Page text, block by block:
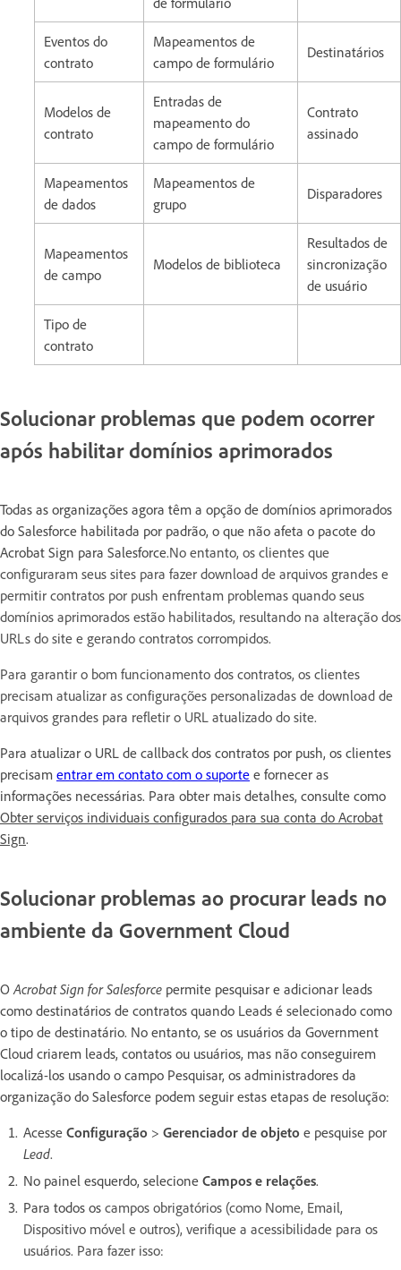
Eventos do
contrato
Mapeamentos de
campo de formulário
Destinatários
Modelos de
contrato
Entradas de
mapeamento do
campo de formulário
Contrato
assinado
Mapeamentos
de dados
Mapeamentos de
grupo
Disparadores
Mapeamentos
de campo
Modelos de biblioteca
Resultados de
sincronização
de usuário
Tipo de
contrato
Solucionar problemas que podem ocorrer
após habilitar domínios aprimorados
Todas as organizações agora têm a opção de domínios aprimorados
do Salesforce habilitada por padrão, o que não afeta o pacote do
Acrobat Sign para Salesforce.No entanto, os clientes que
configuraram seus sites para fazer download de arquivos grandes e
permitir contratos por push enfrentam problemas quando seus
domínios aprimorados estão habilitados, resultando na alteração dos
URLs do site e gerando contratos corrompidos.
Para garantir o bom funcionamento dos contratos, os clientes
precisam atualizar as configurações personalizadas de download de
arquivos grandes para refletir o URL atualizado do site.
Para atualizar o URL de callback dos contratos por push, os clientes
precisam entrar em contato com o suporte e fornecer as
informações necessárias. Para obter mais detalhes, consulte como
Obter serviços individuais configurados para sua conta do Acrobat
Sign.
Solucionar problemas ao procurar leads no
ambiente da Government Cloud
O Acrobat Sign for Salesforce permite pesquisar e adicionar leads
como destinatários de contratos quando Leads é selecionado como
o tipo de destinatário. No entanto, se os usuários da Government
Cloud criarem leads, contatos ou usuários, mas não conseguirem
localizá-los usando o campo Pesquisar, os administradores da
organização do Salesforce podem seguir estas etapas de resolução:
Acesse Configuração > Gerenciador de objeto e pesquise por
Lead.
No painel esquerdo, selecione Campos e relações.
Para todos os campos obrigatórios (como Nome, Email,
Dispositivo móvel e outros), verifique a acessibilidade para os
usuários. Para fazer isso: